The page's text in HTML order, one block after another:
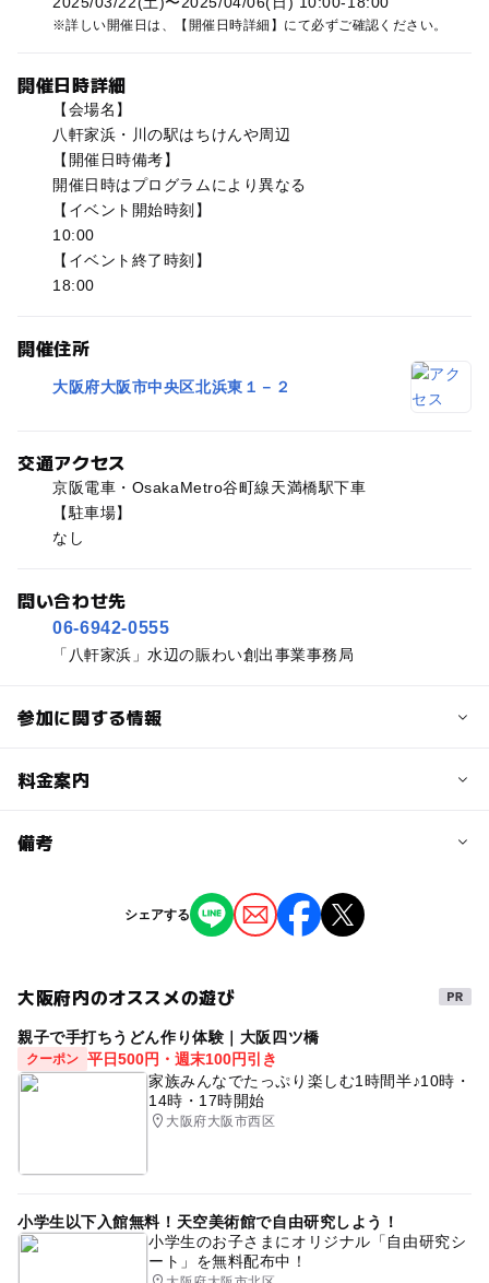
詳しい開催日は、【開催日時詳細】にて必ずご確認ください。
開催日時詳細
【会場名】
八軒家浜・川の駅はちけんや周辺
【開催日時備考】
開催日時はプログラムにより異なる
【イベント開始時刻】
10:00
【イベント終了時刻】
18:00
開催住所
大阪府大阪市中央区北浜東１－２
交通アクセス
京阪電車・OsakaMetro谷町線天満橋駅下車
【駐車場】
なし
問い合わせ先
06-6942-0555
「八軒家浜」水辺の賑わい創出事業事務局
参加に関する情報
予約/応募
天候、潮位、河川状況等の理由により、予告なく中止・変
更する場合あり
料金案内
料金について
備考
※掲載の情報は天候や主催者側の都合などにより変更にな
ることがあります。
シェアする
大阪府内のオススメの遊び
親子で手打ちうどん作り体験｜大阪四ツ橋
クーポン 平日500円・週末100円引き
家族みんなでたっぷり楽しむ1時間半♪10時・
14時・17時開始
大阪府大阪市西区
小学生以下入館無料！天空美術館で自由研究しよう！
小学生のお子さまにオリジナル「自由研究シ
ート」を無料配布中！